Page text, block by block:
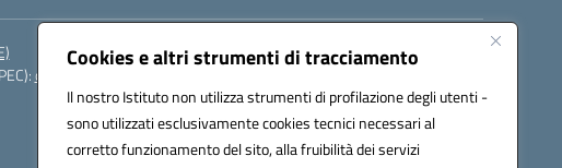
Cookies e altri strumenti di tracciamento
Il nostro Istituto non utilizza strumenti di profilazione degli utenti -
sono utilizzati esclusivamente cookies tecnici necessari al
corretto funzionamento del sito, alla fruibilità dei servizi
ceic88300b@pec.istruzione.it